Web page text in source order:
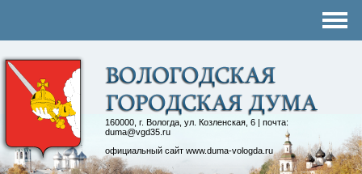
160000, г. Вологда, ул. Козленская, 6 | почта:
duma@vgd35.ru
официальный сайт www.duma-vologda.ru
Контакты
Депутатские объединения